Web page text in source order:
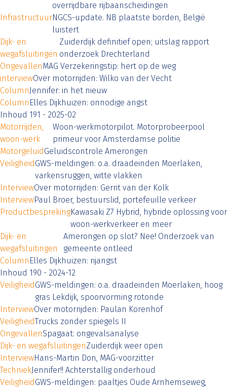
overrijdbare rijbaanscheidingen
InfrastructuurNGCS-update. NB plaatste borden, België
luistert
Dijk- en
wegafsluitingen
Zuiderdijk definitief open; uitslag rapport
onderzoek Drechterland
OngevallenMAG Verzekeringstip: hert op de weg
interviewOver motorrijden: Wilko van der Vecht
ColumnJennifer: in het nieuw
Column Elles Dijkhuizen: onnodige angst
Inhoud 191 - 2025-02
Motorrijden,
woon-werk
Woon-werkmotorpilot. Motorprobeerpool
primeur voor Amsterdamse politie
MotorgeluidGeluidscontrole Amerongen
VeiligheidGWS-meldingen: o.a. draadeinden Moerlaken,
varkensruggen, witte vlakken
InterviewOver motorrijden: Gerrit van der Kolk
InterviewPaul Broer, bestuurslid, portefeuille verkeer
ProductbesprekingKawasaki Z7 Hybrid, hybride oplossing voor
woon-werkverkeer en meer
Dijk- en
wegafsluitingen
Amerongen op slot? Nee! Onderzoek van
gemeente ontleed
Column Elles Dijkhuizen: rijangst
Inhoud 190 - 2024-12
VeiligheidGWS-meldingen: o.a. draadeinden Moerlaken, hoog
gras Lekdijk, spoorvorming rotonde
InterviewOver motorrijden: Paulan Korenhof
VeiligheidTrucks zonder spiegels II
OngevallenSpagaat: ongevalsanalyse
Dijk- en wegafsluitingenZuiderdijk weer open
InterviewHans-Martin Don, MAG-voorzitter
TechniekJennifer!! Achterstallig onderhoud
VeiligheidGWS-meldingen: paaltjes Oude Arnhemseweg,